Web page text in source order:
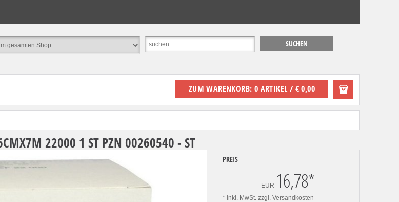
ZUM WARENKORB: 0 ARTIKEL / € 0,00
22000 1 ST PZN 00260540 - ST
PREIS
EUR 16,78*
* inkl. MwSt. zzgl. Versandkosten